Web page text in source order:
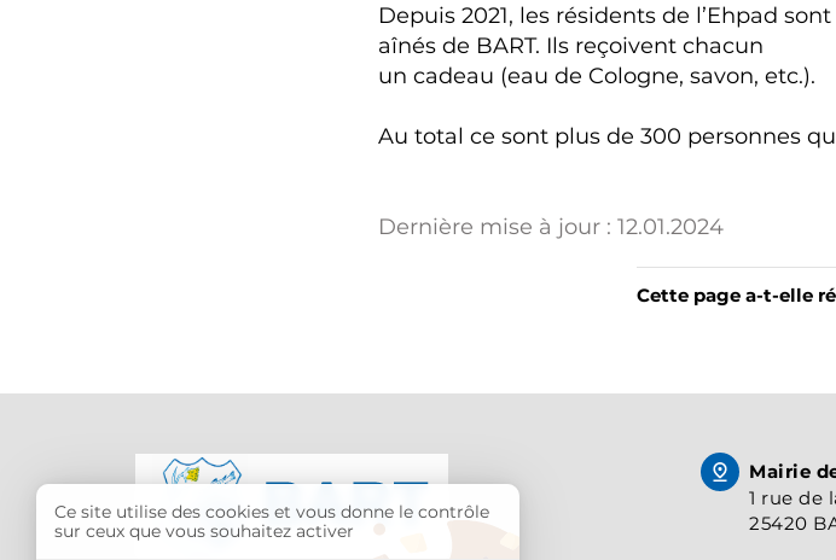
Depuis 2021, les résidents de l’Ehpad
aînés de BART. Ils reçoivent chacun
un cadeau (eau de Cologne, savon, etc.).
Au total ce sont plus de 300 personnes
Dernière mise à jour : 12.01.2024
Cette page a-t-elle
Mairie
1 rue de
25420
Ce site utilise des cookies et vous donne le contrôle
sur ceux que vous souhaitez activer